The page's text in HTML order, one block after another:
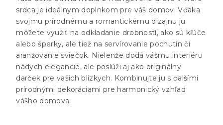
srdca je ideálnym doplnkom pre váš domov. Vďaka
svojmu prírodnému a romantickému dizajnu ju
môžete využiť na odkladanie drobností, ako sú kľúče
alebo šperky, ale tiež na servírovanie pochutín či
aranžovanie sviečok. Nielenže dodá vášmu interiéru
nádych elegancie, ale poslúži aj ako originálny
darček pre vašich blízkych. Kombinujte ju s ďalšími
prírodnými dekoráciami pre harmonický vzhľad
vášho domova.